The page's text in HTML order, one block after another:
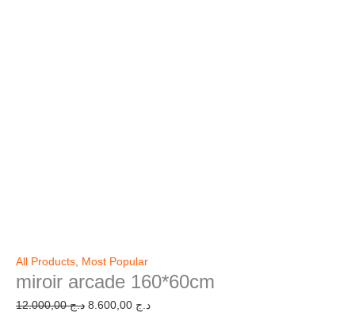
All Products, Most Popular
miroir arcade 160*60cm
د.ج12.000,00 د.ج